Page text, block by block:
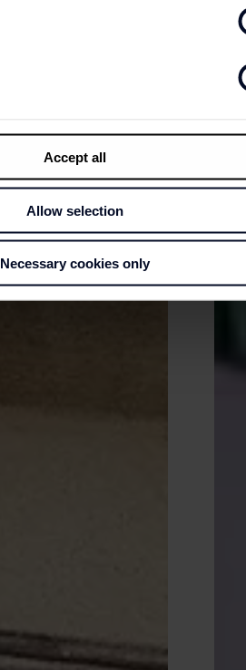
Accept all
Allow selection
Necessary cookies only